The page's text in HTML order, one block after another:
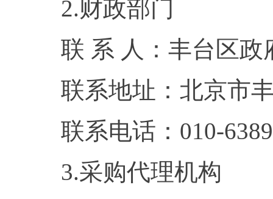
2.财政部门
联 系 人：丰台区政
联系地址：北京市
联系电话：010-
3.采购代理机构